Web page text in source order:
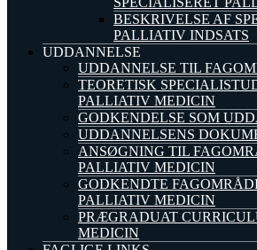
BESKRIVELSE AF
PALLIATIV INDSATS
UDDANNELSE
UDDANNELSE TIL
TEORETISK
PALLIATIV MEDICIN
GODKENDELSE SOM
UDDANNELSENS
ANSØGNING TIL
PALLIATIV MEDICIN
GODKENDTE
PALLIATIV MEDICIN
PRÆGRADUAT
MEDICIN